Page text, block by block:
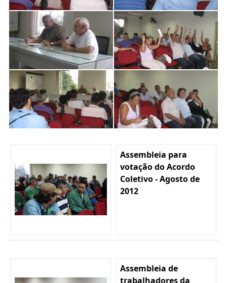
Assembleia para
votação do Acordo
Coletivo - Agosto de
2012
Assembleia de
trabalhadores da